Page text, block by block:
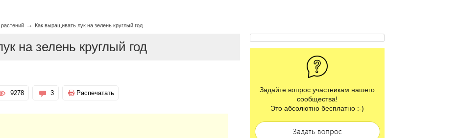
→ Как выращивать лук на зелень круглый год
на зелень круглый год
9278 3 Распечатать
Задайте вопрос участникам нашего
сообщества!
Это абсолютно бесплатно :-)